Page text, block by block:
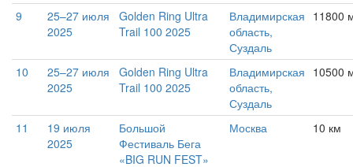
9
25–27 июля
2025
Golden Ring Ultra
Trail 100 2025
Владимирская
область,
Суздаль
11800
10
25–27 июля
2025
Golden Ring Ultra
Trail 100 2025
Владимирская
область,
Суздаль
10500
11
19 июля
2025
Большой
Фестиваль Бега
«BIG RUN FEST»
Москва 10 км